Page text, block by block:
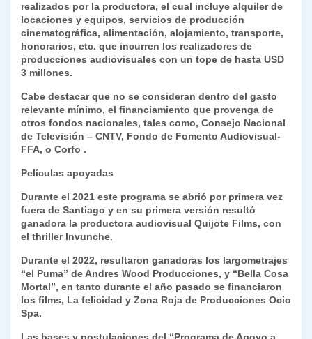
realizados por la productora, el cual incluye alquiler de
locaciones y equipos, servicios de producción
cinematográfica, alimentación, alojamiento, transporte,
honorarios, etc. que incurren los realizadores de
producciones audiovisuales con un tope de hasta USD
3 millones.
Cabe destacar que no se consideran dentro del gasto
relevante mínimo, el financiamiento que provenga de
otros fondos nacionales, tales como, Consejo Nacional
de Televisión – CNTV, Fondo de Fomento Audiovisual-
FFA, o Corfo .
Películas apoyadas
Durante el 2021 este programa se abrió por primera vez
fuera de Santiago y en su primera versión resultó
ganadora la productora audiovisual Quijote Films, con
el thriller Invunche.
Durante el 2022, resultaron ganadoras los largometrajes
“el Puma” de Andres Wood Producciones, y “Bella Cosa
Mortal”, en tanto durante el año pasado se financiaron
los films, La felicidad y Zona Roja de Producciones Ocio
Spa.